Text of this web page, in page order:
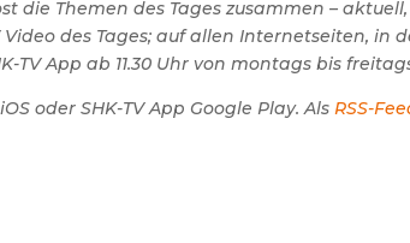
die Themen des Tages zusammen – aktuell,
des Tages; auf allen Internetseiten, in
TV App ab 11.30 Uhr von montags bis
oder SHK-TV App Google Play. AlsRSS-